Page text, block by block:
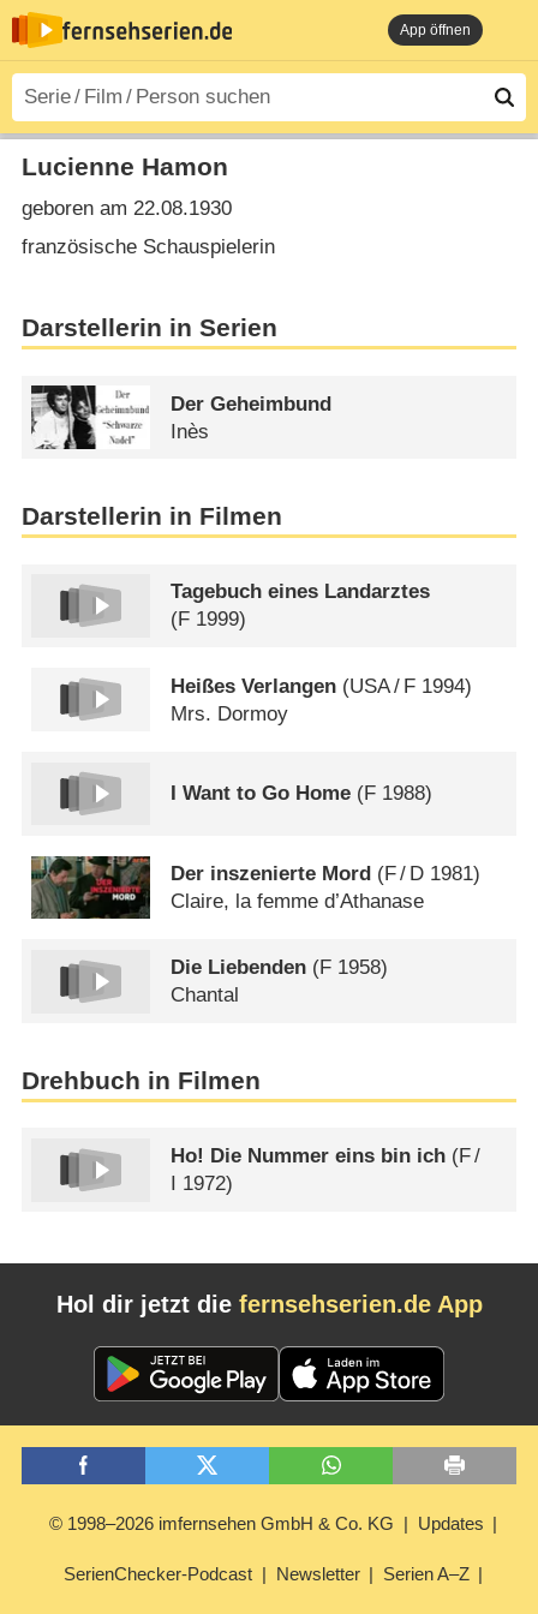
App öffnen
Lucienne Hamon
geboren am 22.08.1930
französische Schauspielerin
Darstellerin in Serien
Der Geheimbund
Inès
Darstellerin in Filmen
Tagebuch eines Landarztes
(F 1999)
Heißes Verlangen (USA/ F 1994)
Mrs. Dormoy
I Want to Go Home (F 1988)
Der inszenierte Mord (F/ D 1981)
Claire, la femme d’Athanase
Die Liebenden (F 1958)
Chantal
Drehbuch in Filmen
Ho! Die Nummer eins bin ich (F/
1972)
Hol dir jetzt die fernsehserien.de App
© 1998–2026 imfernsehen GmbH & Co. KG Updates
SerienChecker-Podcast Newsletter Serien A–Z